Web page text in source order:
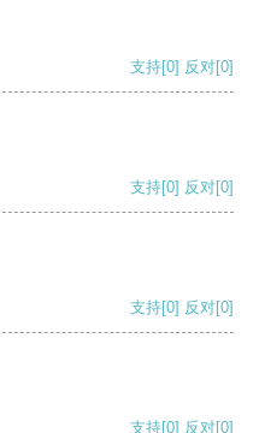
支持[0] 反对[0]
支持[0] 反对[0]
支持[0] 反对[0]
支持[0] 反对[0]